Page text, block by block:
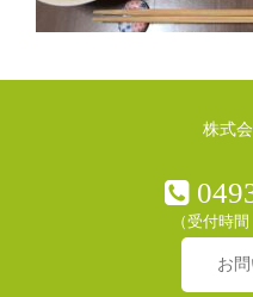
株式
（受付時
お